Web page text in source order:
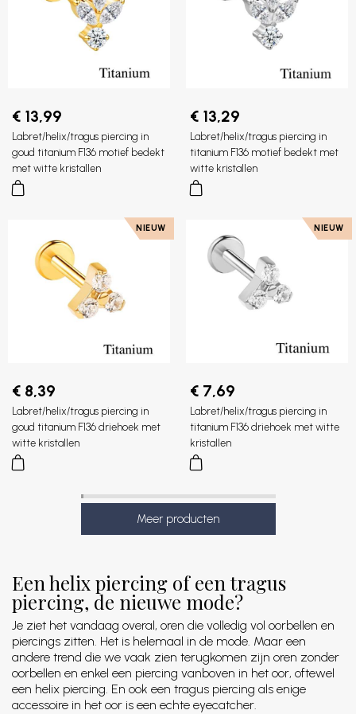
€ 13,99
Labret/helix/tragus piercing in
goud titanium F136 motief bedekt
met witte kristallen
€ 13,29
Labret/helix/tragus piercing in
titanium F136 motief bedekt met
witte kristallen
NIEUW
€ 8,39
Labret/helix/tragus piercing in
goud titanium F136 driehoek met
witte kristallen
NIEUW
€ 7,69
Labret/helix/tragus piercing in
titanium F136 driehoek met witte
kristallen
Een helix piercing of een tragus
piercing, de nieuwe mode?
Je ziet het vandaag overal, oren die volledig vol oorbellen en
piercings zitten. Het is helemaal in de mode. Maar een
andere trend die we vaak zien terugkomen zijn oren zonder
oorbellen en enkel een piercing vanboven in het oor, oftewel
een helix piercing. En ook een tragus piercing als enige
accessoire in het oor is een echte eyecatcher.